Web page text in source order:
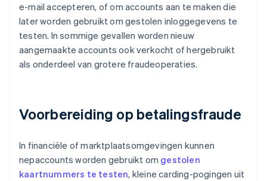
e-mail accepteren, of om accounts aan te maken die
later worden gebruikt om gestolen inloggegevens te
testen. In sommige gevallen worden nieuw
aangemaakte accounts ook verkocht of hergebruikt
als onderdeel van grotere fraudeoperaties.
Voorbereiding op betalingsfraude
In financiële of marktplaatsomgevingen kunnen
nepaccounts worden gebruikt om gestolen
kaartnummers te testen, kleine carding-pogingen uit